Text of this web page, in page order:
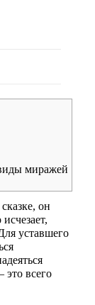
миражей
он
уставшего
это всего